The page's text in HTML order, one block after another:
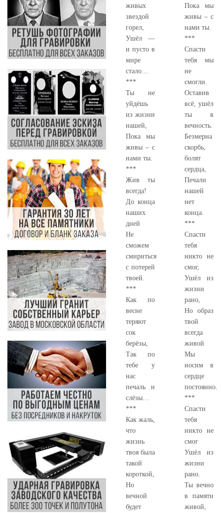
живых
звездой
горел,
Ушёл —
и пусто в
мире
стало…
***
Ты не
уйдёшь
из жизни
нашей,
Пока мы
живы – с
нами ты.
***
Жив ты
всегда!
До конца
наших
дней
Не
сможем
смириться
с потерей
твоей.
***
Как по
весне
теряют
сок
берёзы,
Так по
тебе у
нас
печаль и
слёзы…
***
Как жаль,
что
жизнь
твоя была
такой
короткой,
Но
вечной
будет
Пока мы
живы – с
нами ты.
***
Спасти
тебя мы
не
смогли.
Оставив
всё, ушёл
ты в
вечность.
Безмерна
скорбь,
болят
сердца,
Печали
нашей
нет
конца.
***
Спасти
тебя
никто не
смог,
Ушёл из
жизни
рано,
Но образ
твой
всегда
живой
Мы
носим в
сердце
постоянно.
***
Спасти
тебя
никто не
смог
Ушёл из
жизни
рано.
Ты вечно
в памяти
живой,